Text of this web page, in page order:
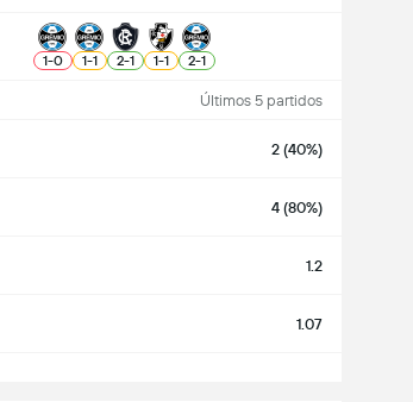
1-0 1-1 2-1 1-1 2-1
Últimos 5 partidos
2 (40%)
4 (80%)
1.2
1.07